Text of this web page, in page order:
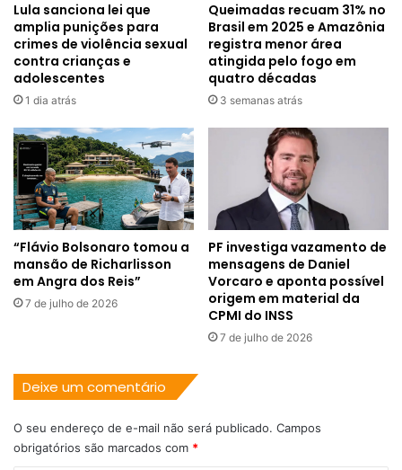
Lula sanciona lei que
amplia punições para
crimes de violência sexual
contra crianças e
adolescentes
1 dia atrás
Queimadas recuam 31% no
Brasil em 2025 e Amazônia
registra menor área
atingida pelo fogo em
quatro décadas
3 semanas atrás
“Flávio Bolsonaro tomou a
mansão de Richarlisson
em Angra dos Reis”
7 de julho de 2026
PF investiga vazamento de
mensagens de Daniel
Vorcaro e aponta possível
origem em material da
CPMI do INSS
7 de julho de 2026
Deixe um comentário
O seu endereço de e-mail não será publicado. Campos
obrigatórios são marcados com *